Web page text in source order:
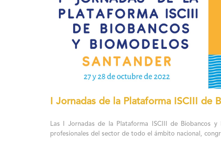
I Jornadas de la Plataforma ISCIII de
Las I Jornadas de la Plataforma ISCIII de Biobancos
profesionales del sector de todo el ámbito nacional,